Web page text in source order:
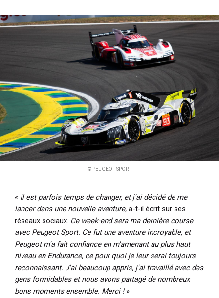
© PEUGEOT SPORT
« Il est parfois temps de changer, et j'ai décidé de me
lancer dans une nouvelle aventure, a-t-il écrit sur ses
réseaux sociaux. Ce week-end sera ma dernière course
avec Peugeot Sport. Ce fut une aventure incroyable, et
Peugeot m'a fait confiance en m'amenant au plus haut
niveau en Endurance, ce pour quoi je leur serai toujours
reconnaissant. J'ai beaucoup appris, j'ai travaillé avec des
gens formidables et nous avons partagé de nombreux
bons moments ensemble. Merci !»